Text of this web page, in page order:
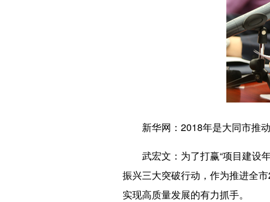
新华网 ：2018年是大同市推
武宏文 ：为了打赢“项目建
振兴三大突破行动，作为推进全
实现高质量发展的有力抓手。